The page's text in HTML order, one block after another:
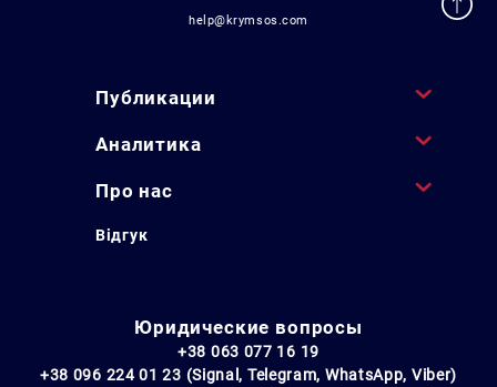
help@krymsos.com
Публикации
Аналитика
Про нас
Відгук
Юридические вопросы
+38 063 077 16 19
+38 096 224 01 23 (Signal, Telegram, WhatsApp, Viber)